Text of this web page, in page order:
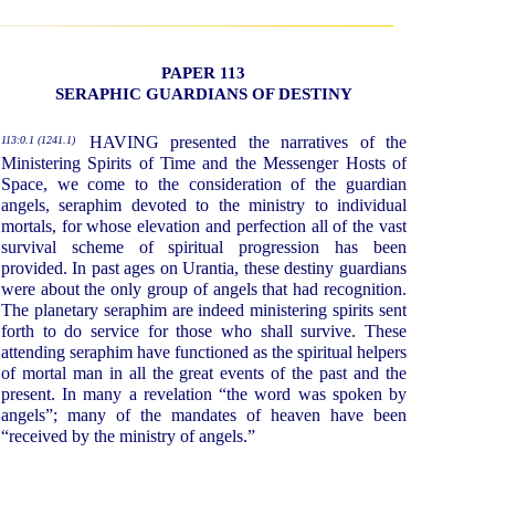
PAPER 113
SERAPHIC GUARDIANS OF DESTINY
113:0.1 (1241.1)
HAVING presented the narratives of the
Ministering Spirits of Time and the Messenger Hosts of
Space, we come to the consideration of the guardian
angels, seraphim devoted to the ministry to individual
mortals, for whose elevation and perfection all of the vast
survival scheme of spiritual progression has been
provided. In past ages on Urantia, these destiny guardians
were about the only group of angels that had recognition.
The planetary seraphim are indeed ministering spirits sent
forth to do service for those who shall survive. These
attending seraphim have functioned as the spiritual helpers
of mortal man in all the great events of the past and the
present. In many a revelation “the word was spoken by
angels”; many of the mandates of heaven have been
“received by the ministry of angels.”